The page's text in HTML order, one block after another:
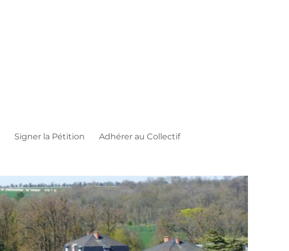
Signer la Pétition Adhérer au Collectif